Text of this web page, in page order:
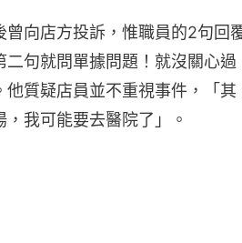
向店方投訴，惟職員的2句回
句就問單據問題！就沒關心過
質疑店員並不重視事件，「其
我可能要去醫院了」。